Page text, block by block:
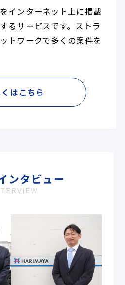
インターネット上に掲載
るサービスです。ストラ
トワークで多くの案件を
はこちら
ンタビュー